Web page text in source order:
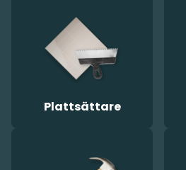
Plattsättare